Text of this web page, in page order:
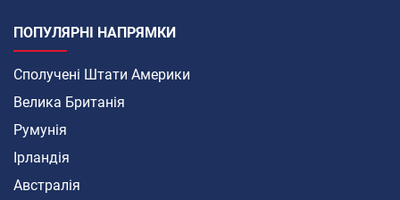
ПОПУЛЯРНІ НАПРЯМКИ
Сполучені Штати Америки
Велика Британія
Румунія
Ірландія
Австралія